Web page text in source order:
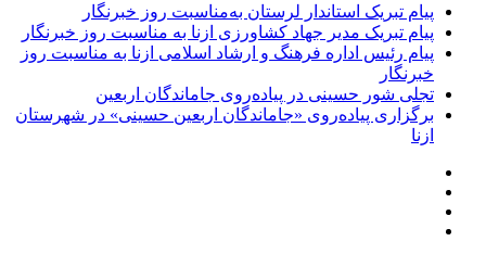
پیام تبریک استاندار لرستان به‌مناسبت روز خبرنگار
پیام تبریک مدیر جهاد کشاورزی ازنا به مناسبت روز خبرنگار
پیام رئیس اداره فرهنگ و ارشاد اسلامی ازنا به مناسبت روز
خبرنگار
تجلی شور حسینی در پیاده‌روی جاماندگان اربعین
برگزاری پیاده‌روی «جاماندگان اربعین حسینی» در شهرستان
ازنا